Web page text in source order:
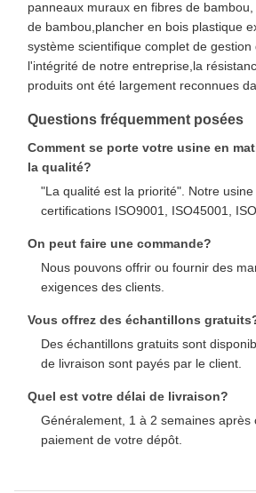
panneaux muraux en fibres de
de bambou,plancher en bois plastique
système scientifique complet de gestion
l'intégrité de notre entreprise,la
produits ont été largement reconnues
Questions fréquemment posées
Comment se porte votre usine en
la qualité?
"La qualité est la priorité". Notre
certifications ISO9001, ISO45001, ISO
On peut faire une commande?
Nous pouvons offrir ou fournir des
exigences des clients.
Vous offrez des échantillons
Des échantillons gratuits sont
de livraison sont payés par le client.
Quel est votre délai de livraison?
Généralement, 1 à 2 semaines après
paiement de votre dépôt.